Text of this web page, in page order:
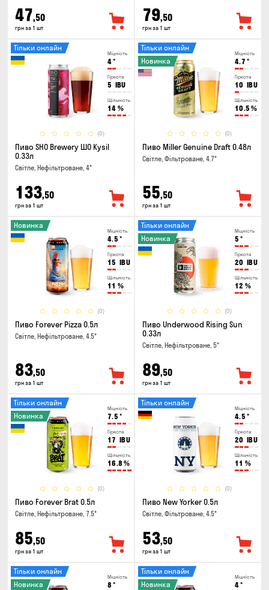
47,50
грн за 1 шт
79,50
грн за 1 шт
Міцність
4°
Гіркота
5 IBU
Щільність
14 %
(0)
Тільки онлайн
Пиво SHO Brewery ШО Kysil
0.33л
Світле, Нефільтроване, 4°
133,50
грн за 1 шт
Міцність
4.7 °
Гіркота
10 IBU
Щільність
10.5 %
(0)
Тільки онлайн
Новинка
Пиво Miller Genuine Draft 0.48л
Світле, Фільтроване, 4.7°
55,50
грн за 1 шт
Міцність
4.5 °
Гіркота
15 IBU
Щільність
11 %
(0)
Новинка
Пиво Forever Pizza 0.5л
Світле, Нефільтроване, 4.5°
83,50
грн за 1 шт
Міцність
5 °
Гіркота
20 IBU
Щільність
12 %
(0)
Тільки онлайн
Новинка
Пиво Underwood Rising Sun
0.33л
Світле, Нефільтроване, 5°
89,50
грн за 1 шт
Міцність
7.5 °
Гіркота
17 IBU
Щільність
16.8 %
(0)
Тільки онлайн
Новинка
Пиво Forever Brat 0.5л
Світле, Нефільтроване, 7.5°
85,50
грн за 1 шт
Міцність
4.5 °
Гіркота
20 IBU
Щільність
11 %
(0)
Тільки онлайн
Пиво New Yorker 0.5л
Світле, Фільтроване, 4.5°
53,50
грн за 1 шт
Міцність
8 °
Тільки онлайн
Новинка
Міцність
4°
Тільки онлайн
Новинка